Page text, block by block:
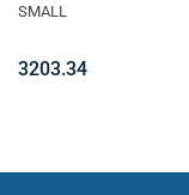
SMALL
3203.34